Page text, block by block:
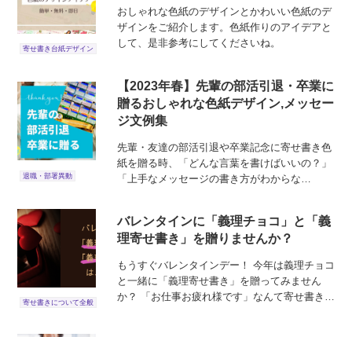
寄せ書き台紙デザイン
おしゃれな色紙のデザインとかわいい色紙のデ
ザインをご紹介します。色紙作りのアイデアと
して、是非参考にしてくださいね。
退職・部署異動
【2023年春】先輩の部活引退・卒業に
贈るおしゃれな色紙デザイン,メッセー
ジ文例集
先輩・友達の部活引退や卒業記念に寄せ書き色
紙を贈る時、「どんな言葉を書けばいいの？」
「上手なメッセージの書き方がわからな
寄せ書きについて全般
バレンタインに「義理チョコ」と「義
理寄せ書き」を贈りませんか？
もうすぐバレンタインデー！ 今年は義理チョコ
と一緒に「義理寄せ書き」を贈ってみません
か？ 「お仕事お疲れ様です」なんて寄せ書きを